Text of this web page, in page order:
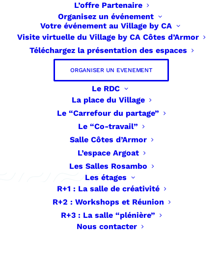
L’offre Partenaire
Organisez un événement
Votre événement au Village by CA
Visite virtuelle du Village by CA Côtes d’Armor
Téléchargez la présentation des espaces
ORGANISER UN EVENEMENT
Le RDC
La place du Village
Le “Carrefour du partage”
Le “Co-travail”
Salle Côtes d’Armor
L’espace Argoat
Les Salles Rosambo
Les étages
R+1 : La salle de créativité
R+2 : Workshops et Réunion
R+3 : La salle “plénière”
Nous contacter
Télécharger le
Programme
d’accompagnement
Startup